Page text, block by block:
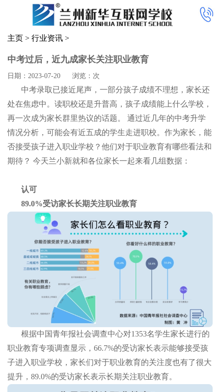
主页 > 行业资讯 >
中考过后，近九成家长关注职业教育
日期：2023-07-20 浏览： 次
中考录取已接近尾声，一部分孩子成绩不理想，家长还
处在焦虑中。读职校还是升普高，孩子成绩能上什么学校，
再一次成为家长群里热议的话题。 通过近几年的中考升学
情况分析，可能会有近五成的学生走进职校。作为家长，能
否接受孩子进入职业学校？他们对于职业教育有哪些看法和
期待？ 今天兰小新就和各位家长一起来看几组数据：
认可
89.0%受访家长长期关注职业教育
根据中国青年报社会调查中心对1353名学生家长进行的
职业教育专项调查显示，66.7%的受访家长表示能够接受孩
子进入职业学校，家长们对于职业教育的关注度也有了很大
提升，89.0%的受访家长表示长期关注职业教育。